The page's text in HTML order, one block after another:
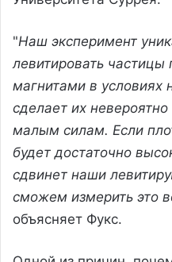
"Наш эксперимент
левитировать
магнитами в условиях
сделает их
малым силам. Если
будет достаточно
сдвинет наши
сможем измерить это
объясняет Фукс.